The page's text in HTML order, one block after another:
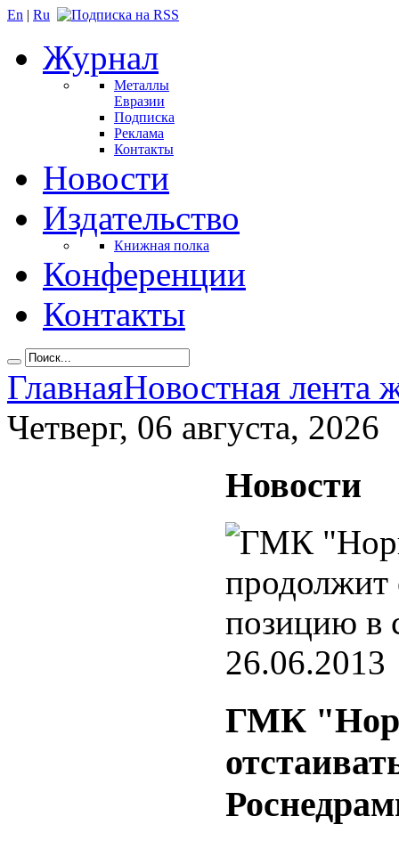
En | Ru
Журнал
Металлы
Евразии
Подписка
Реклама
Контакты
Новости
Издательство
Книжная полка
Конференции
Контакты
ГлавнаяНовостная лента
Четверг, 06 августа, 2026
Новости
26.06.2013
ГМК